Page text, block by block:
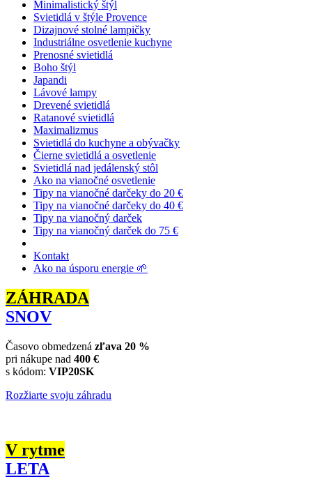
Minimalistický štýl
Svietidlá v štýle Provence
Dizajnové stolné lampičky
Industriálne osvetlenie kuchyne
Prenosné svietidlá
Boho štýl
Japandi
Lávové lampy
Drevené svietidlá
Ratanové svietidlá
Maximalizmus
Svietidlá do kuchyne a obývačky
Čierne svietidlá a osvetlenie
Svietidlá nad jedálenský stôl
Ako na vianočné osvetlenie
Tipy na vianočné darčeky do 20 €
Tipy na vianočné darčeky do 40 €
Tipy na vianočný darček
Tipy na vianočný darček do 75 €
Kontakt
Ako na úsporu energie 🌱
ZÁHRADA
SNOV
Časovo obmedzená zľava 20 %
pri nákupe nad 400 €
s kódom: VIP20SK
Rozžiarte svoju záhradu
V rytme
LETA